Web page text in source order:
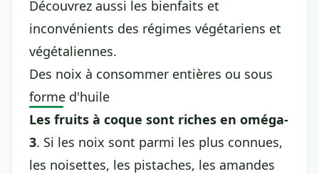
Découvrez aussi les bienfaits et
inconvénients des régimes végétariens et
végétaliennes.
Des noix à consommer entières ou sous
forme d'huile
Les fruits à coque sont riches en oméga-
3. Si les noix sont parmi les plus connues,
les noisettes, les pistaches, les amandes